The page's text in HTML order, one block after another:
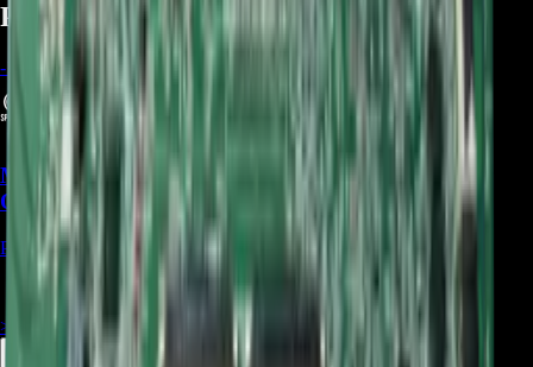
Productos relacionados
-
Main Board EBU66395001 Para TV LG
OLED55A1PSA - REP-1191
Precio Regular:
831.191
> ver_
> desbloquear oferta_